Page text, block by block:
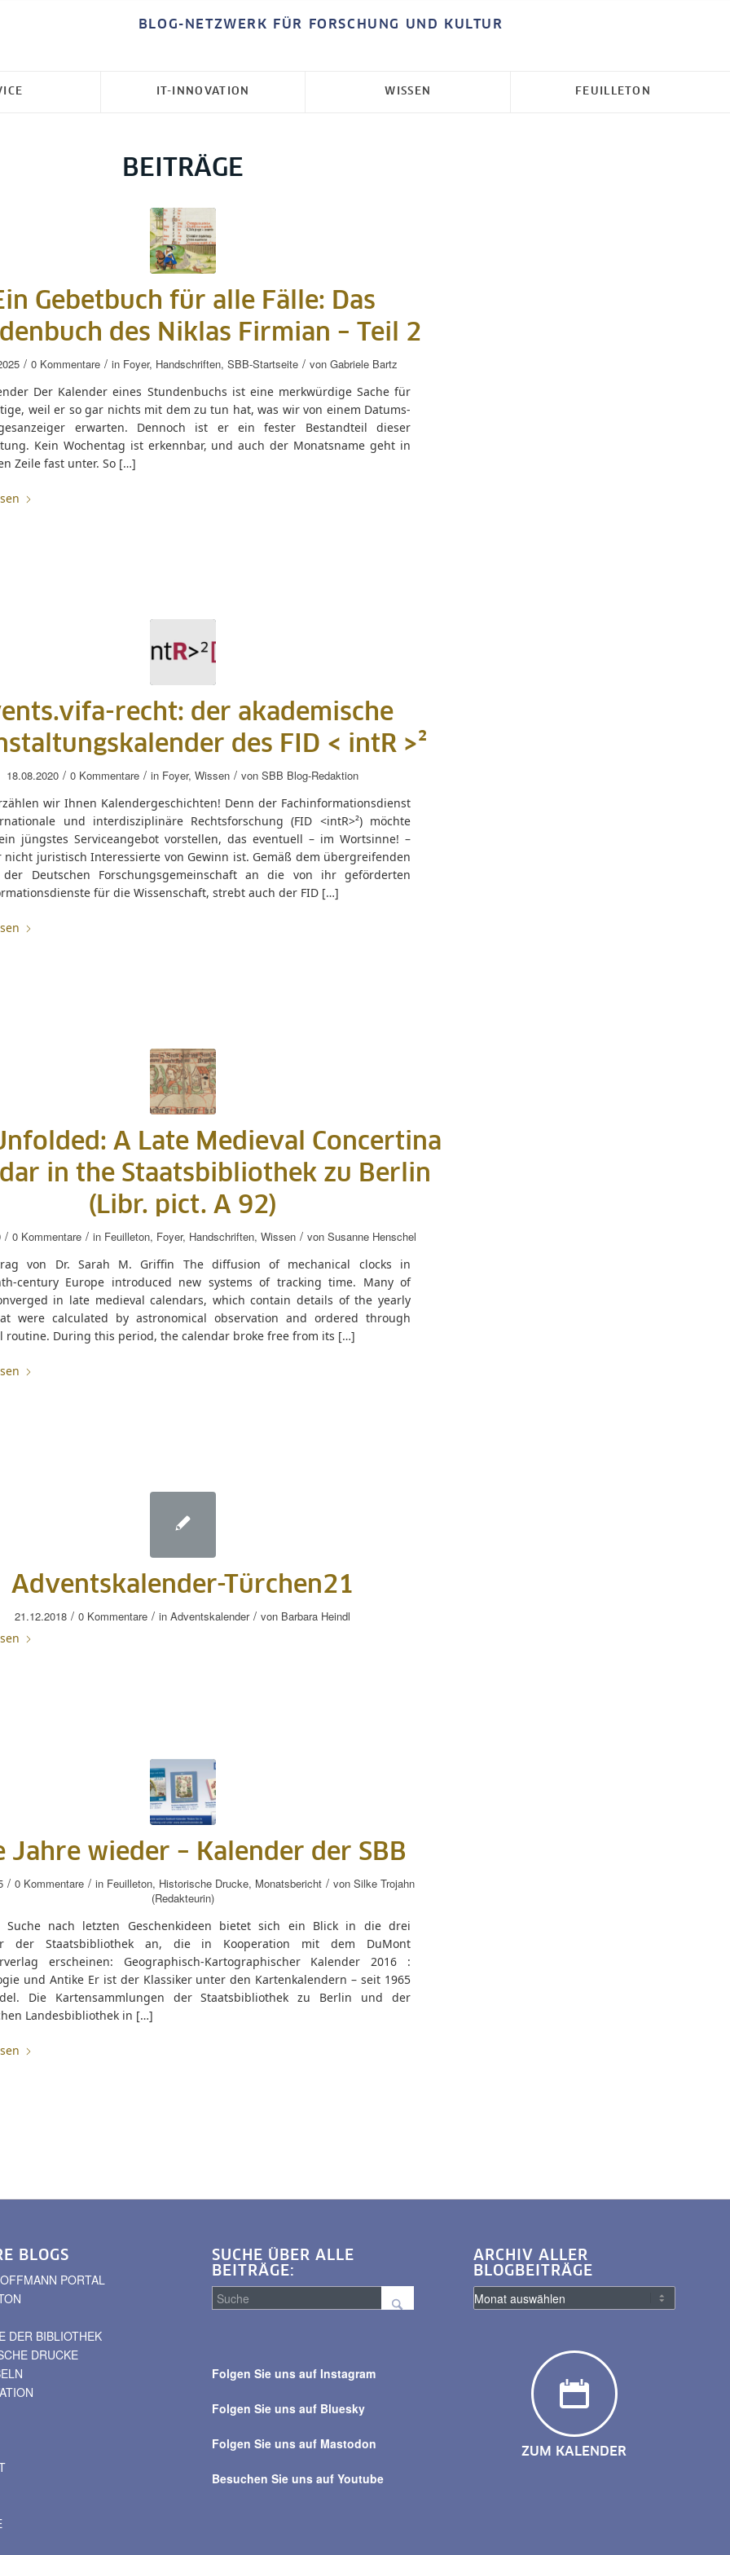
BLOG-NETZWERK FÜR FORSCHUNG UND KULTUR
IT-INNOVATION WISSEN FEUILLETON
BEITRÄGE
Gebetbuch für alle Fälle: Das
des Niklas Firmian – Teil 2
/ 0 Kommentare / in Foyer, Handschriften, SBB-Startseite / von Gabriele Bartz
Der Kalender eines Stundenbuchs ist eine merkwürdige Sache für
weil er so gar nichts mit dem zu tun hat, was wir von einem Datums-
erwarten. Dennoch ist er ein fester Bestandteil dieser
Kein Wochentag ist erkennbar, und auch der Monatsname geht in
Zeile fast unter. So […]
recht: der akademische
des FID < intR >²
18.08.2020 / 0 Kommentare / in Foyer, Wissen / von SBB Blog-Redaktion
wir Ihnen Kalendergeschichten! Denn der Fachinformationsdienst
und interdisziplinäre Rechtsforschung (FID <intR>²) möchte
jüngstes Serviceangebot vorstellen, das eventuell – im Wortsinne! –
nicht juristisch Interessierte von Gewinn ist. Gemäß dem übergreifenden
Deutschen Forschungsgemeinschaft an die von ihr geförderten
für die Wissenschaft, strebt auch der FID […]
A Late Medieval Concertina
in the Staatsbibliothek zu Berlin
(Libr. pict. A 92)
/ 0 Kommentare / in Feuilleton, Foyer, Handschriften, Wissen / von Susanne Henschel
von Dr. Sarah M. Griffin The diffusion of mechanical clocks in
century Europe introduced new systems of tracking time. Many of
in late medieval calendars, which contain details of the yearly
were calculated by astronomical observation and ordered through
routine. During this period, the calendar broke free from its […]
Adventskalender-Türchen21
21.12.2018 / 0 Kommentare / in Adventskalender / von Barbara Heindl
Jahre wieder – Kalender der SBB
/ 0 Kommentare / in Feuilleton, Historische Drucke, Monatsbericht / von Silke Trojahn
(Redakteurin)
nach letzten Geschenkideen bietet sich ein Blick in die drei
der Staatsbibliothek an, die in Kooperation mit dem DuMont
erscheinen: Geographisch-Kartographischer Kalender 2016 :
und Antike Er ist der Klassiker unter den Kartenkalendern – seit 1965
Die Kartensammlungen der Staatsbibliothek zu Berlin und der
Landesbibliothek in […]
BLOGS
PORTAL
DER BIBLIOTHEK
DRUCKE
SUCHE ÜBER ALLE
BEITRÄGE:
alle
Folgen Sie uns auf Instagram
Folgen Sie uns auf Bluesky
Folgen Sie uns auf Mastodon
Besuchen Sie uns auf Youtube
ARCHIV ALLER
BLOGBEITRÄGE
ZUM KALENDER